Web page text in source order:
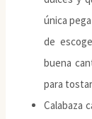
única
de
buena
para
Calabaza